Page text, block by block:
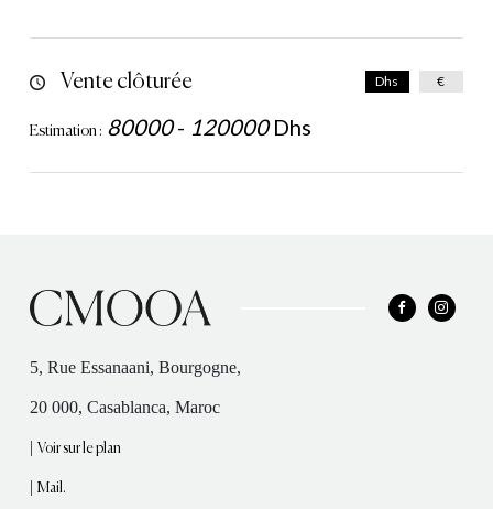
Vente clôturée
Estimation : 80000- 120000 Dhs
Dhs €
5, Rue Essanaani, Bourgogne,
20 000, Casablanca, Maroc
|Voir sur le plan
|Mail.